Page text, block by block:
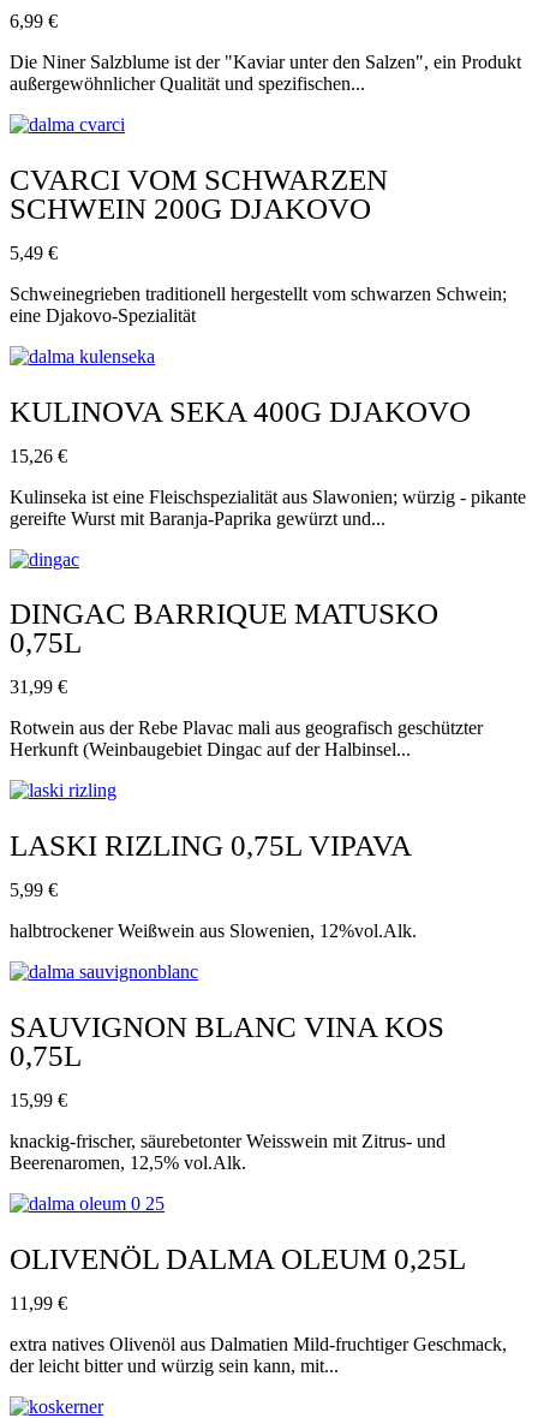
6,99 €
Die Niner Salzblume ist der "Kaviar unter den Salzen", ein Produkt
außergewöhnlicher Qualität und spezifischen...
CVARCI VOM SCHWARZEN
SCHWEIN 200G DJAKOVO
5,49 €
Schweinegrieben traditionell hergestellt vom schwarzen Schwein;
eine Djakovo-Spezialität
KULINOVA SEKA 400G DJAKOVO
15,26 €
Kulinseka ist eine Fleischspezialität aus Slawonien; würzig - pikante
gereifte Wurst mit Baranja-Paprika gewürzt und...
DINGAC BARRIQUE MATUSKO
0,75L
31,99 €
Rotwein aus der Rebe Plavac mali aus geografisch geschützter
Herkunft (Weinbaugebiet Dingac auf der Halbinsel...
LASKI RIZLING 0,75L VIPAVA
5,99 €
halbtrockener Weißwein aus Slowenien, 12%vol.Alk.
SAUVIGNON BLANC VINA KOS
0,75L
15,99 €
knackig-frischer, säurebetonter Weisswein mit Zitrus- und
Beerenaromen, 12,5% vol.Alk.
OLIVENÖL DALMA OLEUM 0,25L
11,99 €
extra natives Olivenöl aus Dalmatien Mild-fruchtiger Geschmack,
der leicht bitter und würzig sein kann, mit...